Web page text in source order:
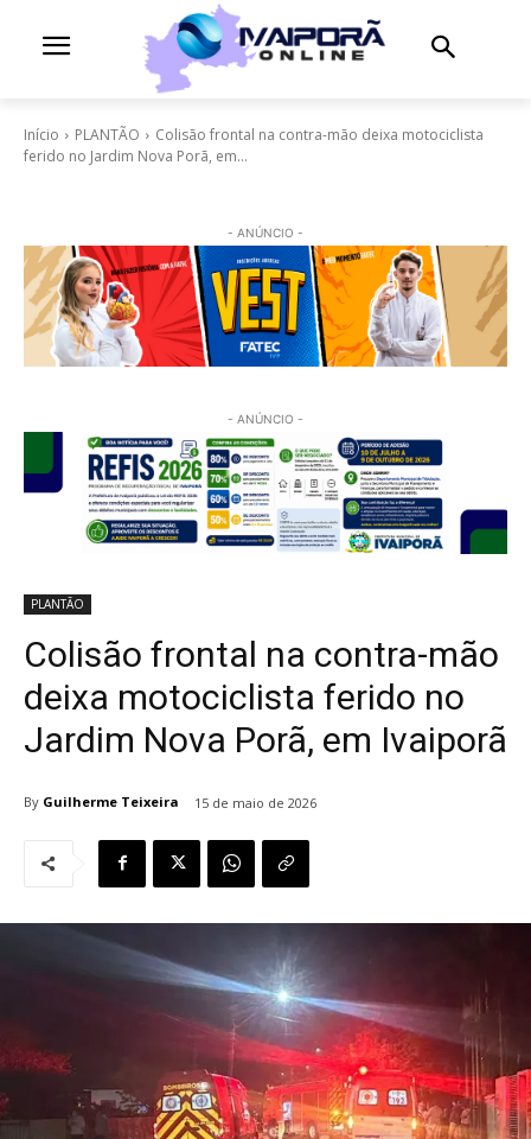
Início PLANTÃO
Colisão frontal na contra-mão deixa motociclista
ferido no Jardim Nova Porã, em...
- ANÚNCIO -
- ANÚNCIO -
PLANTÃO
Colisão frontal na contra-mão
deixa motociclista ferido no
Jardim Nova Porã, em Ivaiporã
By Guilherme Teixeira 15 de maio de 2026